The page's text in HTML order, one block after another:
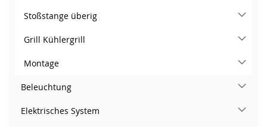
Stoßstange überig
Grill Kühlergrill
Montage
Beleuchtung
Elektrisches System